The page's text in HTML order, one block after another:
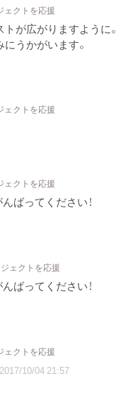
ェクトを応援
が広がりますように。
うかがいます。
ェクトを応援
ェクトを応援
ばってください！
ェクトを応援
ばってください！
ェクトを応援
2017/10/04 21:57